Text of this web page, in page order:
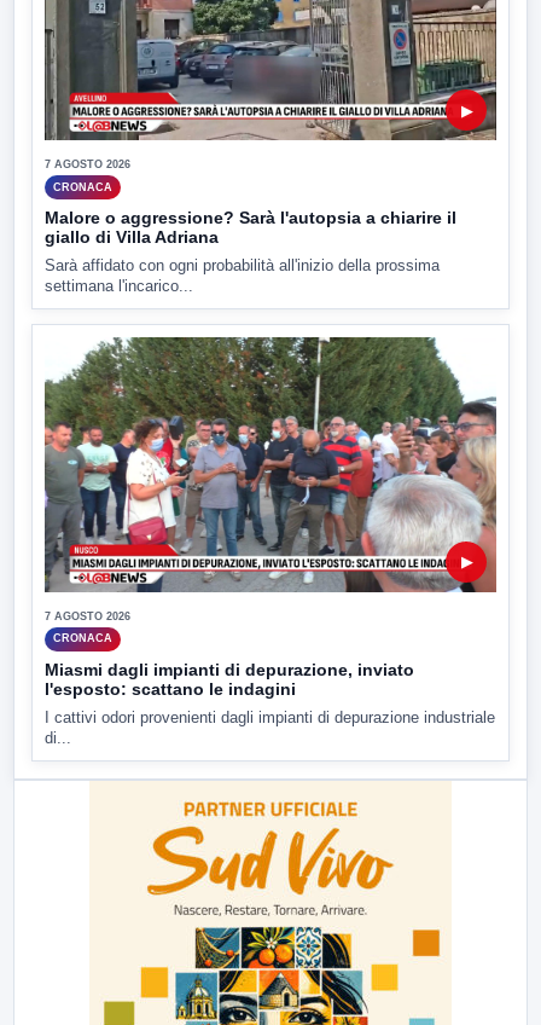
▶
7 AGOSTO 2026
CRONACA
Malore o aggressione? Sarà l'autopsia a chiarire il
giallo di Villa Adriana
Sarà affidato con ogni probabilità all'inizio della prossima
settimana l'incarico...
▶
7 AGOSTO 2026
CRONACA
Miasmi dagli impianti di depurazione, inviato
l'esposto: scattano le indagini
I cattivi odori provenienti dagli impianti di depurazione industriale
di...